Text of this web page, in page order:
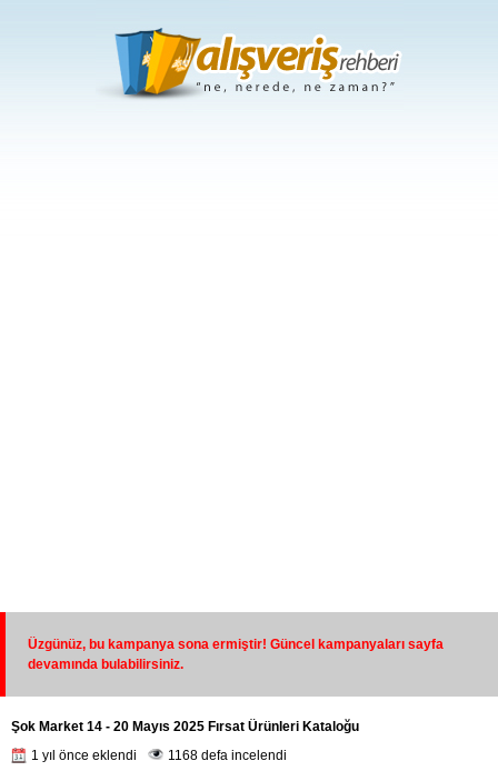
Üzgünüz, bu kampanya sona ermiştir! Güncel kampanyaları sayfa
devamında bulabilirsiniz.
Şok Market 14 - 20 Mayıs 2025 Fırsat Ürünleri Kataloğu
1 yıl önce eklendi
1168 defa incelendi